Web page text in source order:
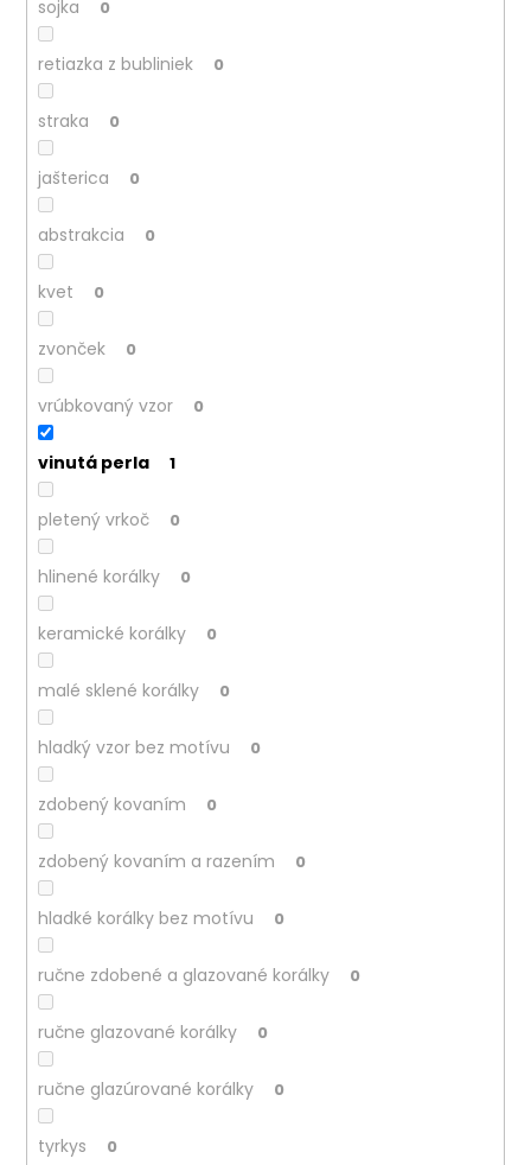
sojka 0
retiazka z bubliniek 0
straka 0
jašterica 0
abstrakcia 0
kvet 0
zvonček 0
vrúbkovaný vzor 0
vinutá perla 1
pletený vrkoč 0
hlinené korálky 0
keramické korálky 0
malé sklené korálky 0
hladký vzor bez motívu 0
zdobený kovaním 0
zdobený kovaním a razením 0
hladké korálky bez motívu 0
ručne zdobené a glazované korálky 0
ručne glazované korálky 0
ručne glazúrované korálky 0
tyrkys 0